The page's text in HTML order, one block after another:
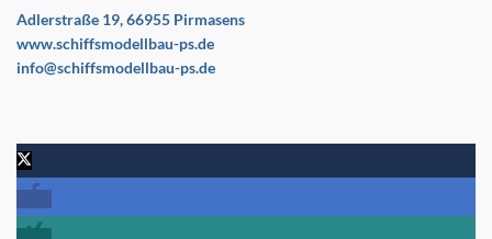
Adlerstraße 19, 66955 Pirmasens
www.schiffsmodellbau-ps.de
info@schiffsmodellbau-ps.de